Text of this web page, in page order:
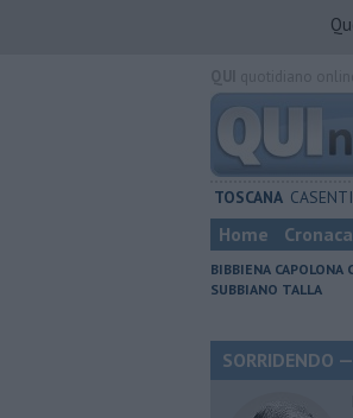
TOSCANA
Home Cronaca
BIBBIENA CAPOLONA
SUBBIANO TALLA